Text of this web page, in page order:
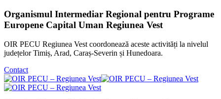
Organismul Intermediar Regional pentru Programe
Europene Capital Uman Regiunea Vest
OIR PECU Regiunea Vest coordonează aceste activități la nivelul
județelor Timiș, Arad, Caraș-Severin și Hunedoara.
Contact